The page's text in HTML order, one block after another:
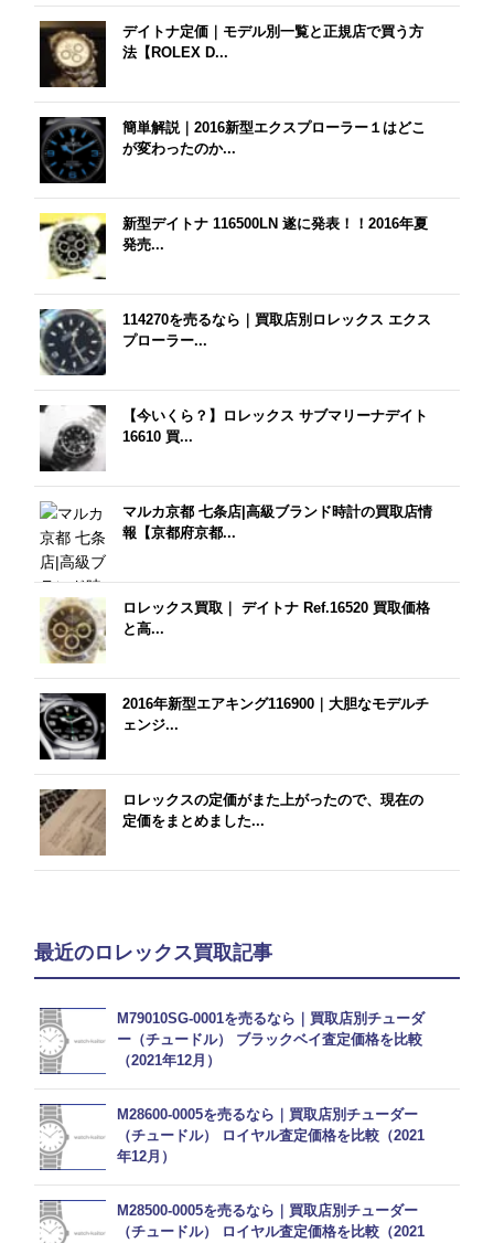
デイトナ定価｜モデル別一覧と正規店で買う方
法【ROLEX D...
簡単解説｜2016新型エクスプローラー１はどこ
が変わったのか...
新型デイトナ 116500LN 遂に発表！！2016年夏
発売...
114270を売るなら｜買取店別ロレックス エクス
プローラー...
【今いくら？】ロレックス サブマリーナデイト
16610 買...
マルカ京都 七条店|高級ブランド時計の買取店情
報【京都府京都...
ロレックス買取｜ デイトナ Ref.16520 買取価格
と高...
2016年新型エアキング116900｜大胆なモデルチ
ェンジ...
ロレックスの定価がまた上がったので、現在の
定価をまとめました...
最近のロレックス買取記事
M79010SG-0001を売るなら｜買取店別チューダ
ー（チュードル） ブラックベイ査定価格を比較
（2021年12月）
M28600-0005を売るなら｜買取店別チューダー
（チュードル） ロイヤル査定価格を比較（2021
年12月）
M28500-0005を売るなら｜買取店別チューダー
（チュードル） ロイヤル査定価格を比較（2021